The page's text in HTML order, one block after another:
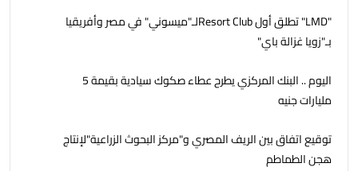
"LMD" تطلق أول Resort Clubلـ"ميسوني" في مصر وأفريقيا
بـ"زويا غزالة باي"
اليوم .. البنك المركزي يطرح عطاء صكوك سيادية بقيمة 5
مليارات جنيه
توقيع اتفاق بين الريف المصري و"مركز البحوث الزراعية"لإنتاج
هجن الطماطم